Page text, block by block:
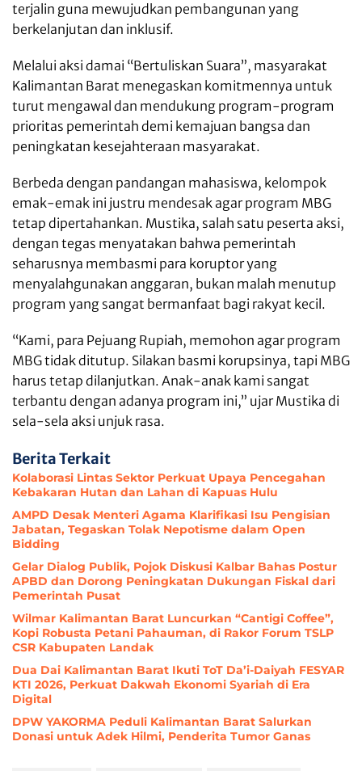
terjalin guna mewujudkan pembangunan yang
berkelanjutan dan inklusif.
Melalui aksi damai “Bertuliskan Suara”, masyarakat
Kalimantan Barat menegaskan komitmennya untuk
turut mengawal dan mendukung program-program
prioritas pemerintah demi kemajuan bangsa dan
peningkatan kesejahteraan masyarakat.
Berbeda dengan pandangan mahasiswa, kelompok
emak-emak ini justru mendesak agar program MBG
tetap dipertahankan. Mustika, salah satu peserta aksi,
dengan tegas menyatakan bahwa pemerintah
seharusnya membasmi para koruptor yang
menyalahgunakan anggaran, bukan malah menutup
program yang sangat bermanfaat bagi rakyat kecil.
“Kami, para Pejuang Rupiah, memohon agar program
MBG tidak ditutup. Silakan basmi korupsinya, tapi MBG
harus tetap dilanjutkan. Anak-anak kami sangat
terbantu dengan adanya program ini,” ujar Mustika di
sela-sela aksi unjuk rasa.
Berita Terkait
Kolaborasi Lintas Sektor Perkuat Upaya Pencegahan
Kebakaran Hutan dan Lahan di Kapuas Hulu
AMPD Desak Menteri Agama Klarifikasi Isu Pengisian
Jabatan, Tegaskan Tolak Nepotisme dalam Open
Bidding
Gelar Dialog Publik, Pojok Diskusi Kalbar Bahas Postur
APBD dan Dorong Peningkatan Dukungan Fiskal dari
Pemerintah Pusat
Wilmar Kalimantan Barat Luncurkan “Cantigi Coffee”,
Kopi Robusta Petani Pahauman, di Rakor Forum TSLP
CSR Kabupaten Landak
Dua Dai Kalimantan Barat Ikuti ToT Da’i-Daiyah FESYAR
KTI 2026, Perkuat Dakwah Ekonomi Syariah di Era
Digital
DPW YAKORMA Peduli Kalimantan Barat Salurkan
Donasi untuk Adek Hilmi, Penderita Tumor Ganas